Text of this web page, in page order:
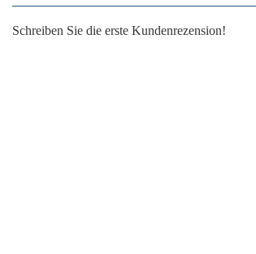
Schreiben Sie die erste Kundenrezension!